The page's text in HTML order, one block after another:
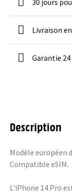
30 jours
Livraison
Garantie
Description
Modèle européen
Compatible eSIM.
L'iPhone 14 Pro